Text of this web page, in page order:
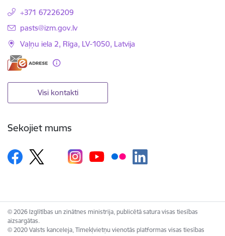
+371 67226209
E-pasts:
pasts@izm.gov.lv
Vaļņu iela 2, Rīga, LV-1050, Latvija
Visi kontakti
Sekojiet mums
© 2026 Izglītības un zinātnes ministrija, publicētā satura visas tiesības
aizsargātas.
© 2020 Valsts kanceleja, Tīmekļvietņu vienotās platformas visas tiesības